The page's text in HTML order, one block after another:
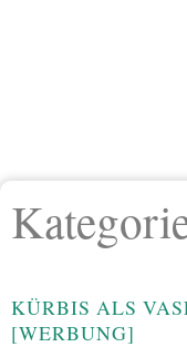
KÜRBIS ALS
[WERBUNG]